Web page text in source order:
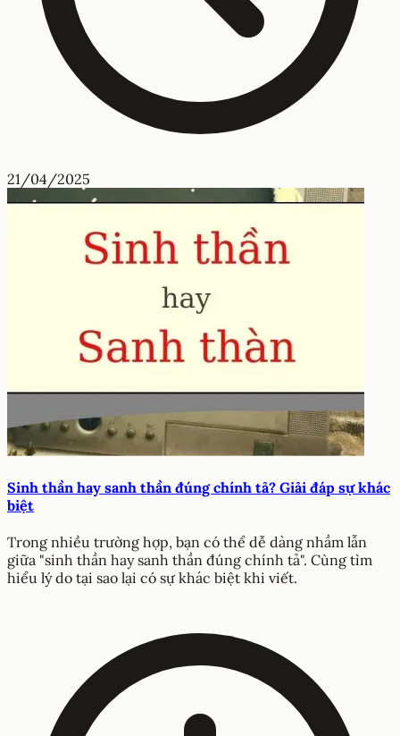
21/04/2025
Sinh thần hay sanh thần đúng chính tả? Giải đáp sự khác
biệt
Trong nhiều trường hợp, bạn có thể dễ dàng nhầm lẫn
giữa "sinh thần hay sanh thần đúng chính tả". Cùng tìm
hiểu lý do tại sao lại có sự khác biệt khi viết.